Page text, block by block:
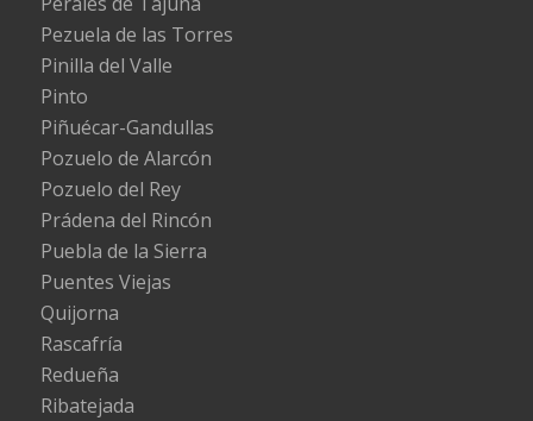
Pezuela de las Torres
Pinilla del Valle
Pinto
Piñuécar-Gandullas
Pozuelo de Alarcón
Pozuelo del Rey
Prádena del Rincón
Puebla de la Sierra
Puentes Viejas
Quijorna
Rascafría
Redueña
Ribatejada